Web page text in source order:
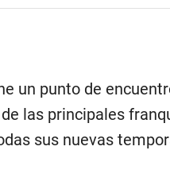
un punto de
las principales
sus nuevas